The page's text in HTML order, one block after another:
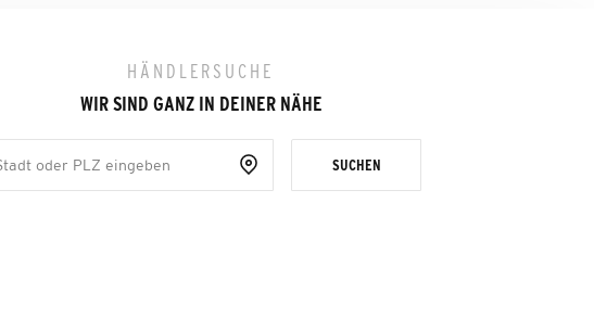
HÄNDLERSUCHE
WIR SIND GANZ IN DEINER NÄHE
SUCHEN